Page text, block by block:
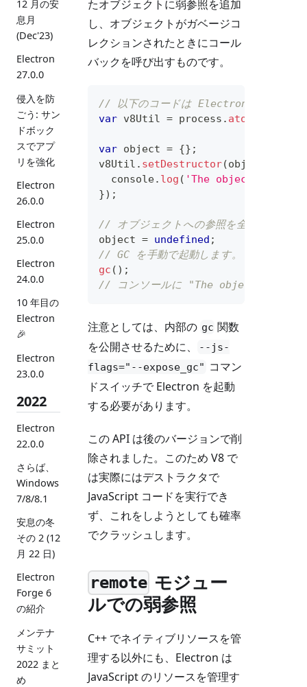
12 月の安
息月
(Dec'23)
Electron
27.0.0
侵入を防
ごう: サン
ドボック
スでアプ
リを強化
Electron
26.0.0
Electron
25.0.0
Electron
24.0.0
10 年目の
Electron
🎉
Electron
23.0.0
2022
Electron
22.0.0
さらば、
Windows
7/8/8.1
安息の冬
その 2 (12
月 22 日)
Electron
Forge 6
の紹介
メンテナ
サミット
2022 まと
め
たオブジェクトに弱参照を追加
し、オブジェクトがガベージコ
レクションされたときにコール
バックを呼び出すものです。
// 以下のコードは Electron < v0.37.8
var v8Util = process . atomBinding
var object = {} ;
v8Util . setDestructor(object
console. log ( 'The object is
}) ;
// オブジェクトへの参照を全て削除しま
object = undefined ;
// GC を手動で起動します。
gc ( ) ;
// コンソールに "The object is
注意としては、内部の gc 関数
を公開させるために、
--js-
flags="--expose_gc" コマン
ドスイッチで Electron を起動
する必要があります。
この API は後のバージョンで削
除されました。このため V8 で
は実際にはデストラクタで
JavaScript コードを実行でき
ず、これをしようとしても確率
でクラッシュします。
remote モジュー
ルでの弱参照
C++ でネイティブリソースを管
理する以外にも、Electron は
JavaScript のリソースを管理す